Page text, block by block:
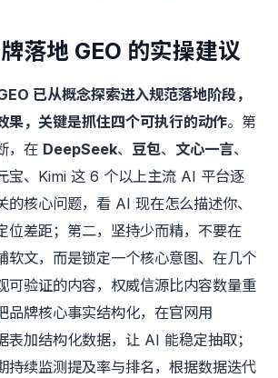
落地 GEO 的实操建议
已从概念探索进入规范落地阶段，
果，关键是抓住四个可执行的动作。第
，在 DeepSeek、 豆包、 文心一言、
宝、Kimi 这 6 个以上主流 AI 平台逐
的核心问题，看 AI 现在怎么描述你、
位差距；第二，坚持少而精，不要在
软文，而是锁定一个核心意图、在几个
可验证的内容，权威信源比内容数量重
品牌核心事实结构化，在官网用
表加结构化数据，让 AI 能稳定抽取；
持续监测提及率与排名，根据数据迭代